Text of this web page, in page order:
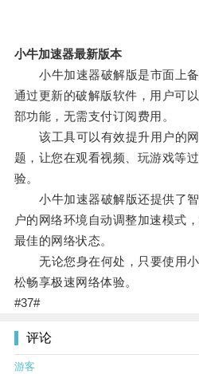
小牛加速器最新版本
小牛加速器破解版是市面上备
通过更新的破解版软件，用户可
部功能，无需支付订阅费用。
该工具可以有效提升用户的网
题，让您在观看视频、玩游戏等
验。
小牛加速器破解版还提供了智
户的网络环境自动调整加速模式
最佳的网络状态。
无论您身在何处，只要使用小
松畅享极速网络体验。
#37#
评论
游客